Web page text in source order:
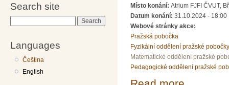
Search site
Languages
Čeština
English
Místo konání: Atrium FJFI ČVUT,
Datum konání: 31.10.2024 - 18:00
Webové stránky akce:
Pražská pobočka
Fyzikální oddělení pražské pobočky
Matematické oddělení pražské
Pedagogické oddělení pražské